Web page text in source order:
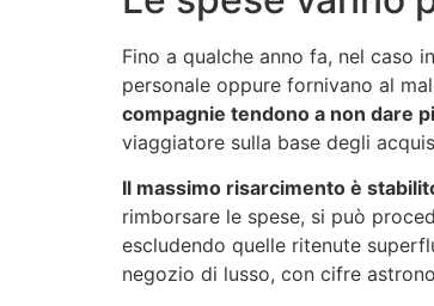
Fino a qualche anno fa, nel caso
personale oppure fornivano al
compagnie tendono a non dare
viaggiatore sulla base degli
Il massimo risarcimento è
rimborsare le spese, si può
escludendo quelle ritenute
negozio di lusso, con cifre